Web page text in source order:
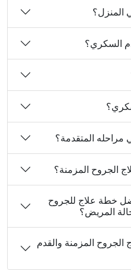
المنزل؟
السكري؟
المتقدمة؟
الجروح المزمنة؟
خطة علاج للجروح
المريض؟
المزمنة والقدم